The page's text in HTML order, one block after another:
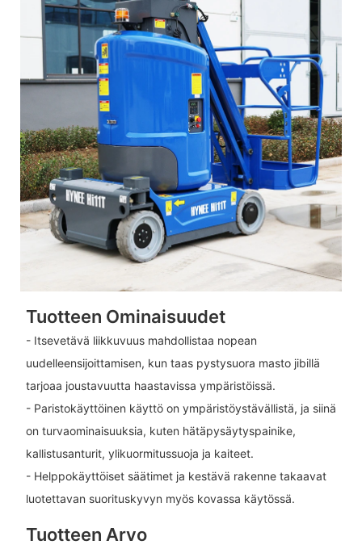
Tuotteen Ominaisuudet
- Itsevetävä liikkuvuus mahdollistaa nopean
uudelleensijoittamisen, kun taas pystysuora masto jibillä
tarjoaa joustavuutta haastavissa ympäristöissä.
- Paristokäyttöinen käyttö on ympäristöystävällistä, ja siinä
on turvaominaisuuksia, kuten hätäpysäytyspainike,
kallistusanturit, ylikuormitussuoja ja kaiteet.
- Helppokäyttöiset säätimet ja kestävä rakenne takaavat
luotettavan suorituskyvyn myös kovassa käytössä.
Tuotteen Arvo